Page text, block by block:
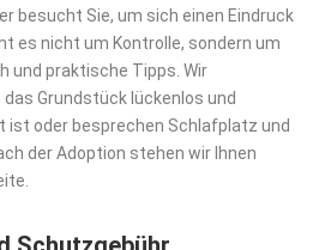
besucht Sie, um sich einen Eindruck
es nicht um Kontrolle, sondern um
und praktische Tipps. Wir
Grundstück lückenlos und
ist oder besprechen Schlafplatz und
der Adoption stehen wir Ihnen